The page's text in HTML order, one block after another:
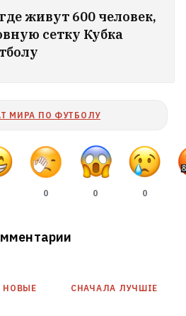
живут 600 человек,
сетку Кубка
МИРА ПО ФУТБОЛУ
0 0 0
НОВЫE СНАЧАЛА ЛУЧШІЕ
за ошибку,